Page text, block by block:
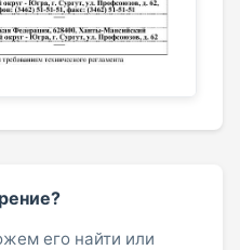
его найти или